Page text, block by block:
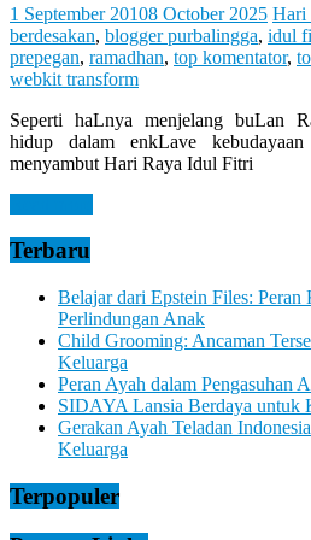
You
Feel
It
1 September 20108 October 2025 Hari
berdesakan, blogger purbalingga, idul
prepegan, ramadhan, top komentator,
webkit transform
Seperti haLnya menjelang buLan
hidup dalam enkLave
menyambut Hari Raya Idul Fitri
Terbaru
Belajar dari Epstein Files: Peran
Perlindungan Anak
Child Grooming: Ancaman
Keluarga
Peran Ayah dalam Pengasuhan
SIDAYA Lansia Berdaya untuk
Gerakan Ayah Teladan
Keluarga
Terpopuler